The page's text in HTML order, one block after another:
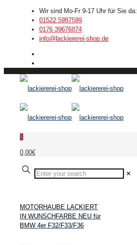
Wir sind Mo-Fr 9-17 Uhr für Sie da:
01522 5987599
0176 39676874
info@lackiererei-shop.de
0
0,00€
✕
MOTORHAUBE LACKIERT
IN WUNSCHFARBE NEU für
BMW 4er F32/F33/F36